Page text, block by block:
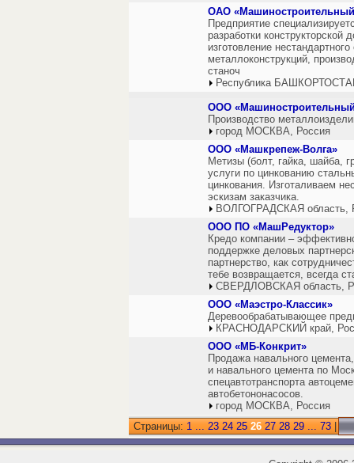
ОАО
Предприятие
разработки конструкторской
изготовление
металлоконструкций,
станоч
Республика
ООО
Производство
город МОСКВА, Россия
ООО «Машкрепеж-Волга»
Метизы (болт, гайка, шайба,
услуги по цинкованию
цинкования. Изготаливаем
эскизам заказчика.
ВОЛГОГРАДСКАЯ область,
ООО ПО «МашРедуктор»
Кредо компании –
поддержке деловых
партнерство, как
тебе возвращается, всегда
СВЕРДЛОВСКАЯ область,
ООО «Маэстро-Классик»
Деревообрабатывающее
КРАСНОДАРСКИЙ край,
ООО «МБ-Конкрит»
Продажа навального
и навального цемента по
спецавтотранспорта
автобетононасосов.
город МОСКВА, Россия
Страницы: 1 ... 23 24 25 26 27 28 29 ... 73